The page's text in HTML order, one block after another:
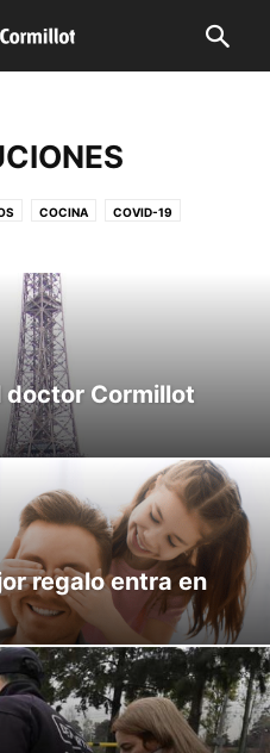
COCINA COVID-19
INDUSTRIA
SANA
NUTROPEDIA
SALUD SIN CATEGORÍA
doctor Cormillot
regalo entra en